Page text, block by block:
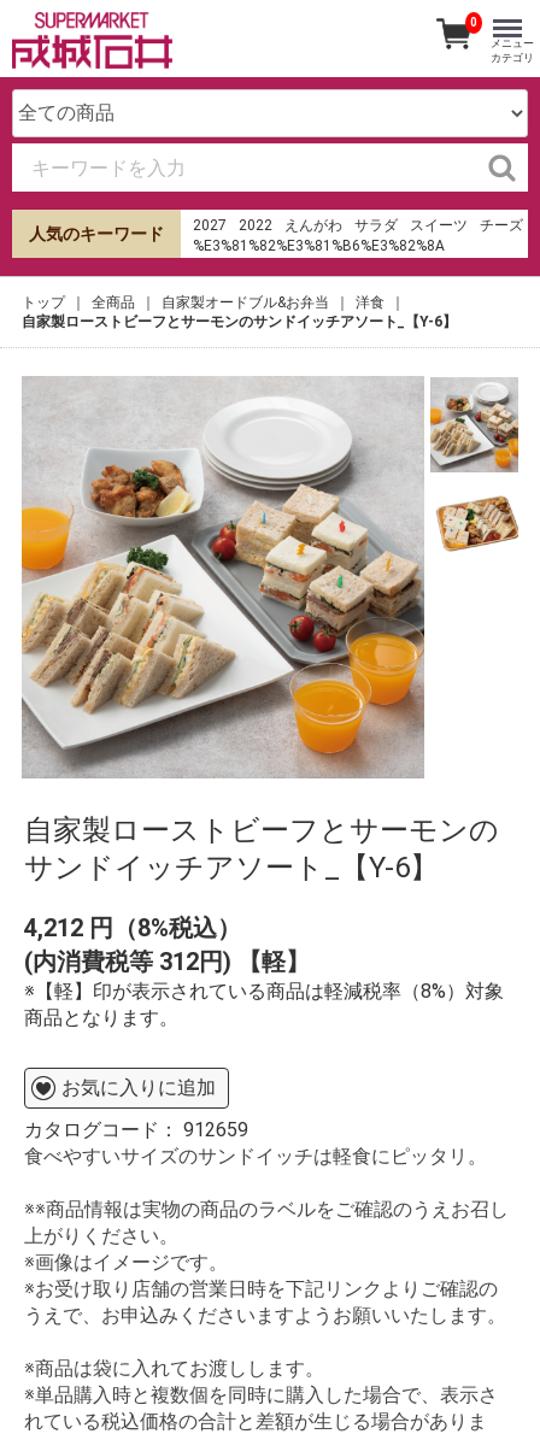
人気のキーワード 2027 2022 えんがわ サラダ スイーツ
チーズ
%E3%81%82%E3%81%B6%E3%82%8A
オードブル
hu%E1%BB%B7 sms th%E1%BA%BB t%C3%ADn
d%E1%BB%A5ng shb
パンケーキ
%E5%8F%A3%E3%82%B3%E3%83%9F
ラ・メゾン・デュ・ショコラ
Fusion 2010 %2Cv6 sonda pr%C3%A9 catalizador
0
メニュー
カテゴリ
トップ 全商品 自家製オードブル&お弁当
洋食
自家製ローストビーフとサーモンのサンドイッチアソート_【Y-6】
自家製ローストビーフとサーモンの
サンドイッチアソート_【Y-6】
4,212 円（8%税込）
(内消費税等 312円) 【軽】
※【軽】印が表示されている商品は軽減税率（8%）対象
商品となります。
お気に入りに追加
カタログコード： 912659
食べやすいサイズのサンドイッチは軽食にピッタリ。
※※商品情報は実物の商品のラベルをご確認のうえお召し
上がりください。
※画像はイメージです。
※お受け取り店舗の営業日時を下記リンクよりご確認の
うえで、お申込みくださいますようお願いいたします。
※商品は袋に入れてお渡しします。
※単品購入時と複数個を同時に購入した場合で、表示さ
れている税込価格の合計と差額が生じる場合がありま